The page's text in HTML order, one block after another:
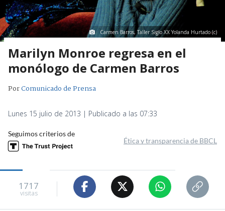
Carmen Barros, Taller Siglo XX Yolanda Hurtado (c)
Marilyn Monroe regresa en el
monólogo de Carmen Barros
PorComunicado de Prensa
Lunes 15 julio de 2013 | Publicado a las 07:33
Seguimos criterios de
Ética y transparencia de BBCL
1717
visitas